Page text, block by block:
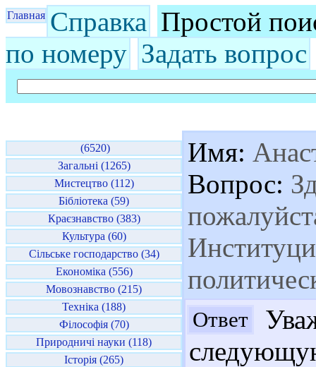
Главная Справка Простой
по номеру Задать вопрос
(6520)
Загальні (1265)
Мистецтво (112)
Бібліотека (59)
Краєзнавство (383)
Культура (60)
Сільське господарство (34)
Економіка (556)
Мовознавство (215)
Техніка (188)
Філософія (70)
Природничі науки (118)
Історія (265)
Имя:
Вопрос:
Ответ